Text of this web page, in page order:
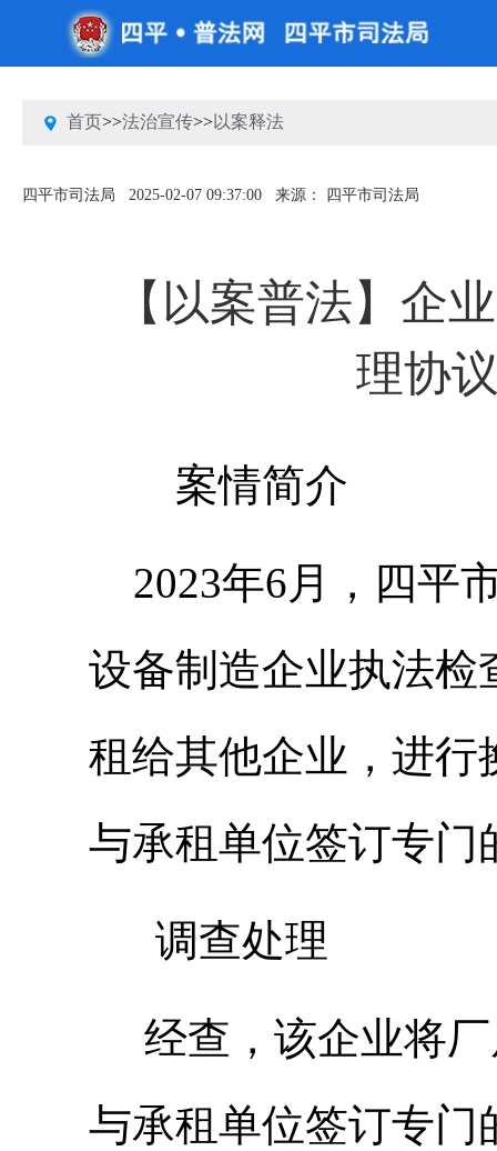
首页>>法治宣传>>以案释法
四平市司法局 2025-02-07 09:37:00 来源： 四平市司法局
【以案普法】企
理协
案情简介
2023年6月，四平
设备制造企业执法检
租给其他企业，进行
与承租单位签订专门
调查处理
经查，该企业将
与承租单位签订专门